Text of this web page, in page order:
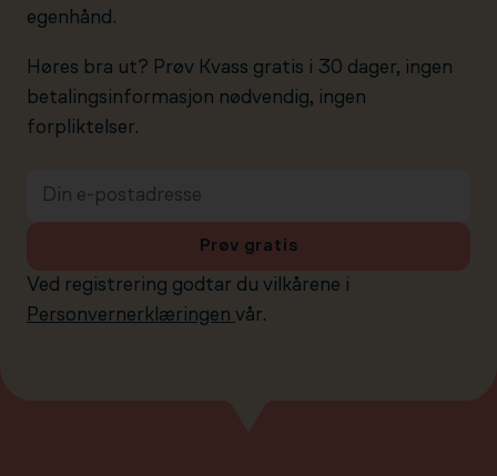
egenhånd.
Høres bra ut? Prøv Kvass gratis i 30 dager, ingen
betalingsinformasjon nødvendig, ingen
forpliktelser.
Ved registrering godtar du vilkårene i
Personvernerklæringen vår.
Prøv gratis